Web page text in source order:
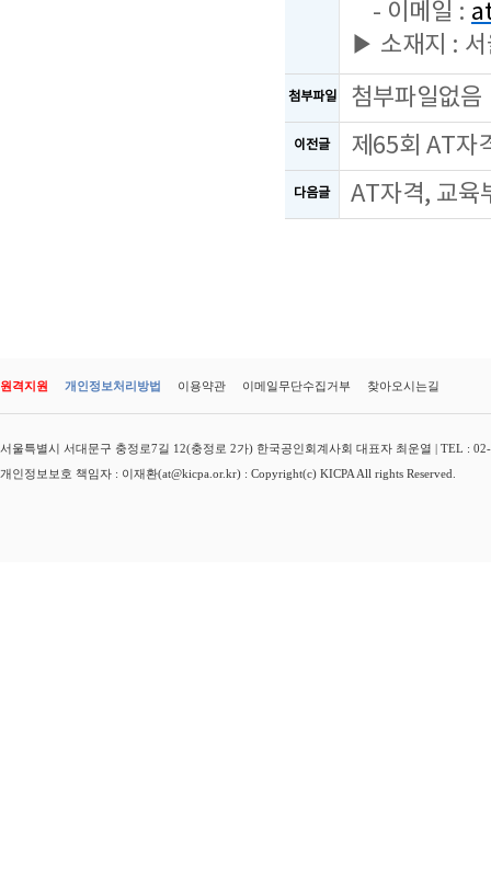
- 이메일 :
▶ 소재지 : 서
첨부파일 첨부파일없음
이전글 제65회 AT자
다음글 AT자격, 교육
원격지원 개인정보처리방법 이용약관 이메일무단수집거부 찾아오시는길
서울특별시 서대문구 충정로7길 12(충정로 2가) 한국공인회계사회 대표자 최운열 | TEL :
개인정보보호 책임자 : 이재환(at@kicpa.or.kr) : Copyright(c) KICPA All rights Reserved.